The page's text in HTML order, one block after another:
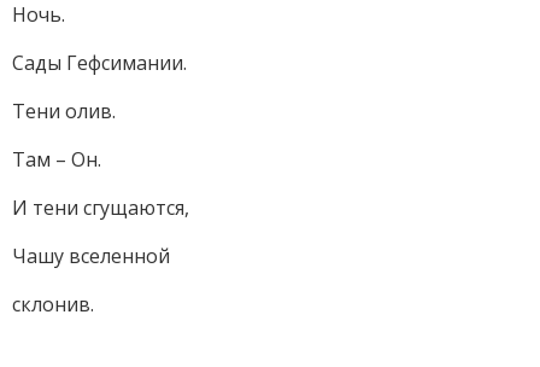
Ночь.
Сады Гефсимании.
Тени олив.
Там – Он.
И тени сгущаются,
Чашу вселенной
склонив.